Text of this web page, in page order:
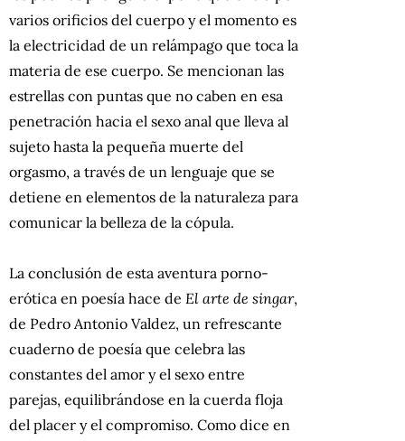
varios orificios del cuerpo y el momento es
la electricidad de un relámpago que toca la
materia de ese cuerpo. Se mencionan las
estrellas con puntas que no caben en esa
penetración hacia el sexo anal que lleva al
sujeto hasta la pequeña muerte del
orgasmo, a través de un lenguaje que se
detiene en elementos de la naturaleza para
comunicar la belleza de la cópula.
La conclusión de esta aventura porno-
erótica en poesía hace de El arte de singar,
de Pedro Antonio Valdez, un refrescante
cuaderno de poesía que celebra las
constantes del amor y el sexo entre
parejas, equilibrándose en la cuerda floja
del placer y el compromiso. Como dice en